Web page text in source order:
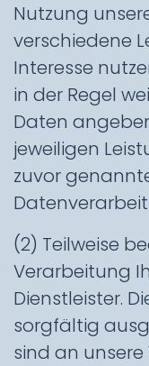
Nutzung
verschiedene
Interesse
in der Regel
Daten
jeweiligen
zuvor
(2) Teilweise
Verarbeitung
Dienstleister.
sorgfältig
sind an